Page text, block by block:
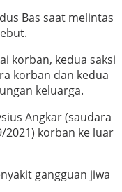
Bas saat melintas
korban, kedua saksi
korban dan kedua
keluarga.
Angkar (saudara
2021) korban ke luar
gangguan jiwa